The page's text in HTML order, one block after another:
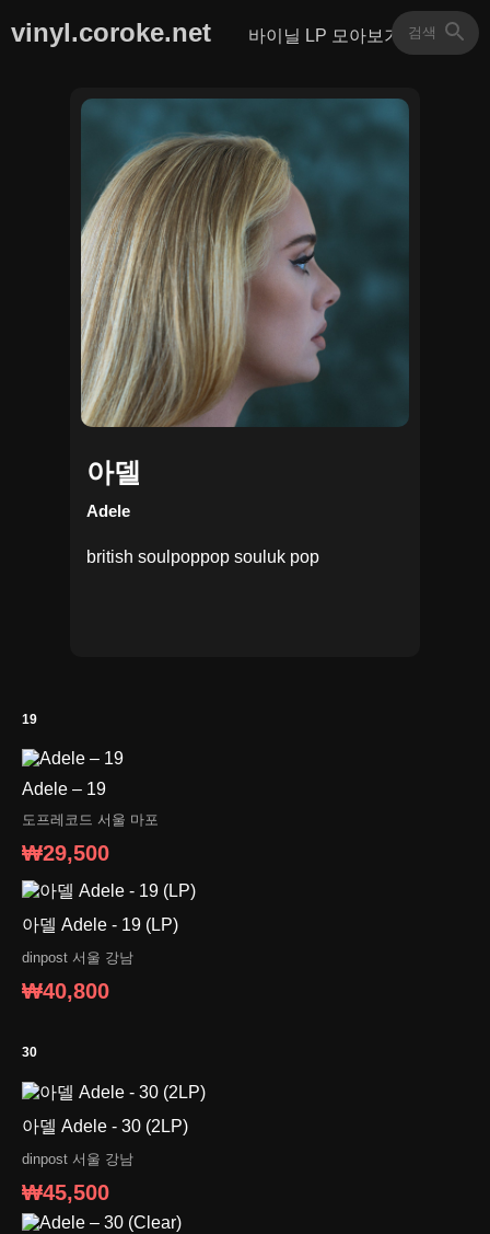
vinyl.coroke.net 바이닐 LP 모아보기
아델
Adele
british soul poppop soul uk pop
19
Adele ‎– 19
도프레코드 서울 마포
₩29,500
아델 Adele - 19 (LP)
dinpost 서울 강남
₩40,800
30
아델 Adele - 30 (2LP)
dinpost 서울 강남
₩45,500